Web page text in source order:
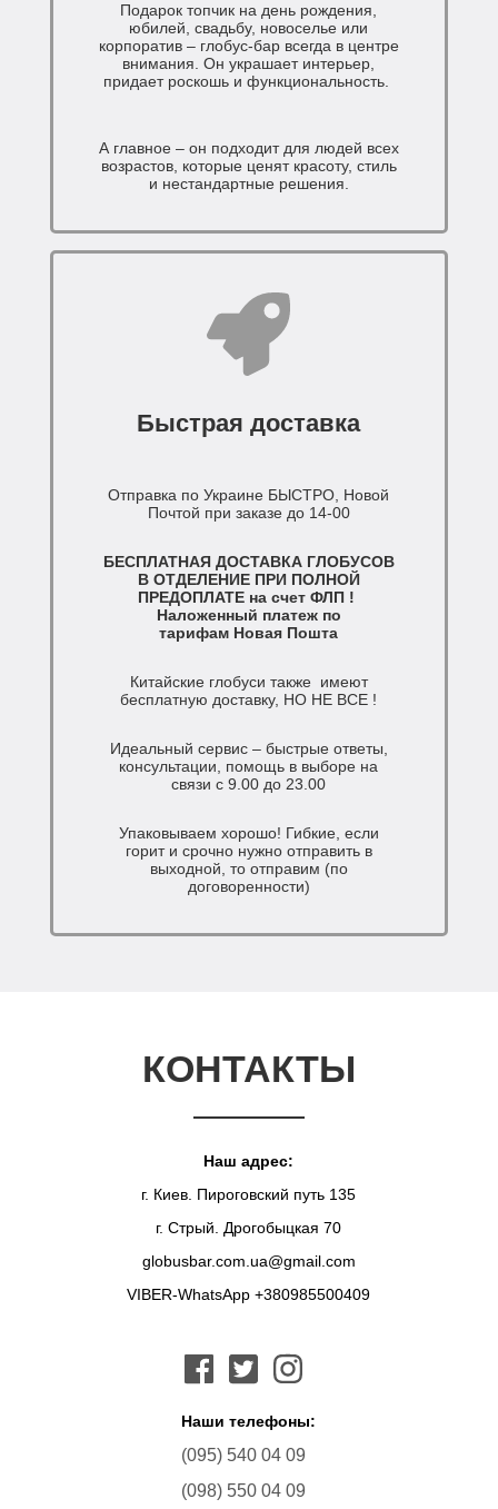
Подарок топчик на день рождения,
юбилей, свадьбу, новоселье или
корпоратив – глобус-бар всегда в центре
внимания. Он украшает интерьер,
придает роскошь и функциональность.
А главное – он подходит для людей всех
возрастов, которые ценят красоту, стиль
и нестандартные решения.
Быстрая доставка
Отправка по Украине БЫСТРО, Новой
Почтой при заказе до 14-00
БЕСПЛАТНАЯ ДОСТАВКА ГЛОБУСОВ
В ОТДЕЛЕНИЕ ПРИ ПОЛНОЙ
ПРЕДОПЛАТЕ на счет ФЛП !
Наложенный платеж по
тарифам Новая Пошта
Китайские глобуси также имеют
бесплатную доставку, НО НЕ ВСЕ !
Идеальный сервис – быстрые ответы,
консультации, помощь в выборе на
связи с 9.00 до 23.00
Упаковываем хорошо! Гибкие, если
горит и срочно нужно отправить в
выходной, то отправим (по
договоренности)
КОНТАКТЫ
Наш адрес:
г. Киев. Пироговский путь 135
г. Стрый. Дрогобыцкая 70
globusbar.com.ua@gmail.com
VIBER-WhatsApp +380985500409
Наши телефоны:
(095) 540 04 09
(098) 550 04 09